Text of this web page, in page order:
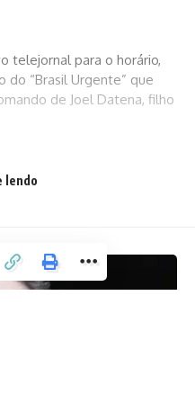
telejornal para o horário,
do “Brasil Urgente” que
de Joel Datena, filho
Deixe um comentário
lendo